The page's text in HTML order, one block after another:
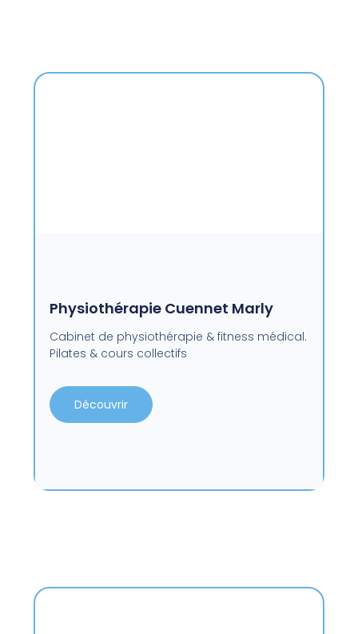
Physiothérapie Cuennet Marly
Cabinet de physiothérapie & fitness médical.
Pilates & cours collectifs
Découvrir